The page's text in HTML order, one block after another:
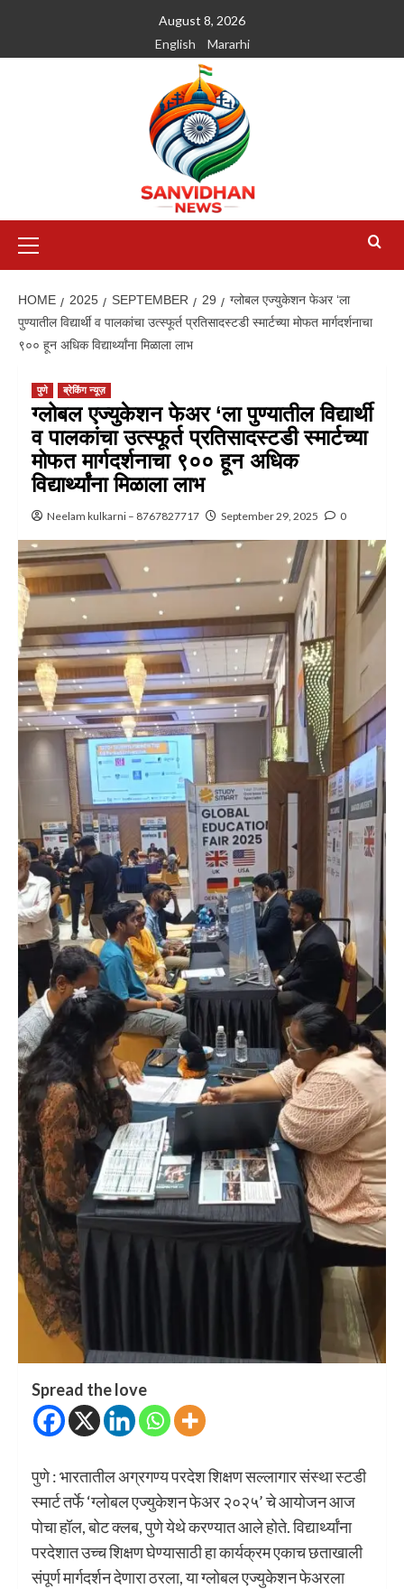
August 8, 2026
English
Mararhi
HOME 2025 SEPTEMBER 29
ग्लोबल एज्युकेशन फेअर ‘ला
पुण्यातील विद्यार्थी व पालकांचा उत्स्फूर्त प्रतिसादस्टडी स्मार्टच्या मोफत मार्गदर्शनाचा
९०० हून अधिक विद्यार्थ्यांना मिळाला लाभ
पुणे ब्रेकिंग न्यूज़
ग्लोबल एज्युकेशन फेअर ‘ला पुण्यातील विद्यार्थी
व पालकांचा उत्स्फूर्त प्रतिसादस्टडी स्मार्टच्या
मोफत मार्गदर्शनाचा ९०० हून अधिक
विद्यार्थ्यांना मिळाला लाभ
Neelam kulkarni – 8767827717 September 29, 2025 0
Spread the love
पुणे : भारतातील अग्रगण्य परदेश शिक्षण सल्लागार संस्था स्टडी
स्मार्ट तर्फे ‘ग्लोबल एज्युकेशन फेअर २०२५’ चे आयोजन आज
पोचा हॉल, बोट क्लब, पुणे येथे करण्यात आले होते. विद्यार्थ्यांना
परदेशात उच्च शिक्षण घेण्यासाठी हा कार्यक्रम एकाच छताखाली
संपूर्ण मार्गदर्शन देणारा ठरला, या ग्लोबल एज्युकेशन फेअरला